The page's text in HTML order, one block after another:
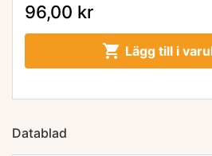
96,00 kr
 Lägg till i
Datablad